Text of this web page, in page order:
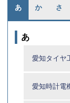
あ か さ
あ
愛知タイヤ
愛知時計電